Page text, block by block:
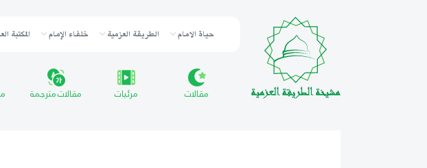
حياة الامام الطريقة العزمية خلفاء الإمام المكتبة
مقالات مرئيات مقالات مترجمة